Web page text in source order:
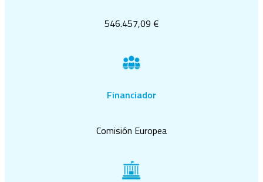
546.457,09 €
Financiador
Comisión Europea